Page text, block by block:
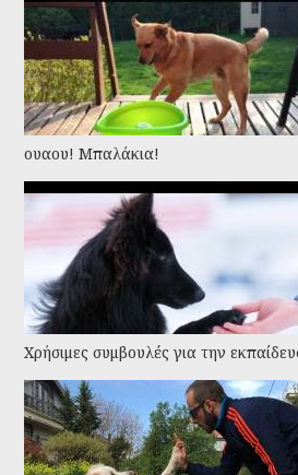
ουαου! Μπαλάκια!
Χρήσιμες συμβουλές για την